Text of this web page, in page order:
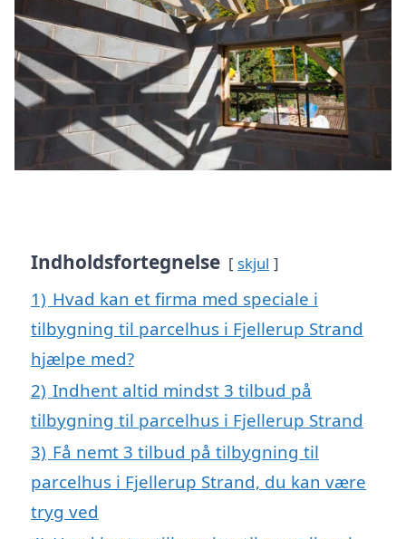
Indholdsfortegnelse skjul
1) Hvad kan et firma med speciale i
tilbygning til parcelhus i Fjellerup Strand
hjælpe med?
2) Indhent altid mindst 3 tilbud på
tilbygning til parcelhus i Fjellerup Strand
3) Få nemt 3 tilbud på tilbygning til
parcelhus i Fjellerup Strand, du kan være
tryg ved